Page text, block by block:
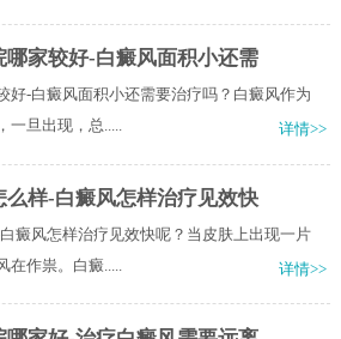
哪家较好-白癜风面积小还需
好-白癜风面积小还需要治疗吗？白癜风作为
一旦出现，总.....
详情>>
么样-白癜风怎样治疗见效快
癜风怎样治疗见效快呢？当皮肤上出现一片
作祟。白癜.....
详情>>